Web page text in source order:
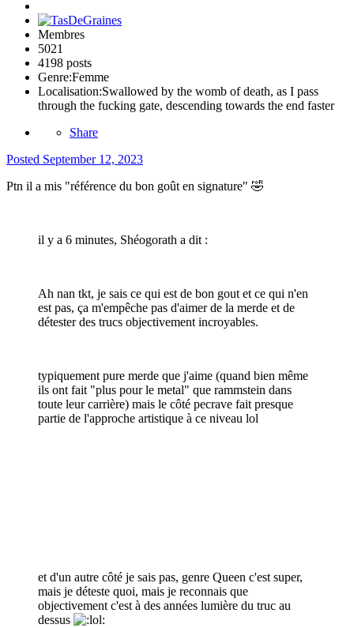
Membres
5021
4198 posts
Genre:Femme
Localisation:Swallowed by the womb of death, as I pass
through the fucking gate, descending towards the end faster
Share
Posted September 12, 2023
Ptn il a mis "référence du bon goût en signature" 🤣
il y a 6 minutes, Shéogorath a dit :
Ah nan tkt, je sais ce qui est de bon gout et ce qui n'en
est pas, ça m'empêche pas d'aimer de la merde et de
détester des trucs objectivement incroyables.
typiquement pure merde que j'aime (quand bien même
ils ont fait "plus pour le metal" que rammstein dans
toute leur carrière) mais le côté pecrave fait presque
partie de l'approche artistique à ce niveau lol
et d'un autre côté je sais pas, genre Queen c'est super,
mais je déteste quoi, mais je reconnais que
objectivement c'est à des années lumière du truc au
dessus